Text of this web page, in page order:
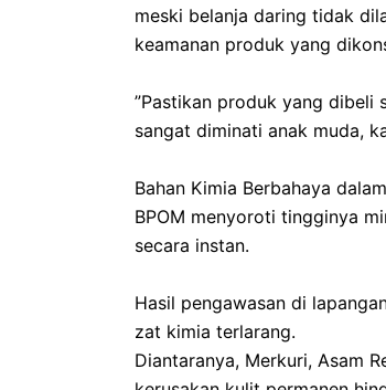
meski belanja daring tidak
keamanan produk yang
‎”Pastikan produk yang dibeli
sangat diminati anak muda,
‎​Bahan Kimia Berbahaya
‎​BPOM menyoroti tingginya
secara instan.
‎Hasil pengawasan di
zat kimia terlarang.
‎Diantaranya, Merkuri, Asam